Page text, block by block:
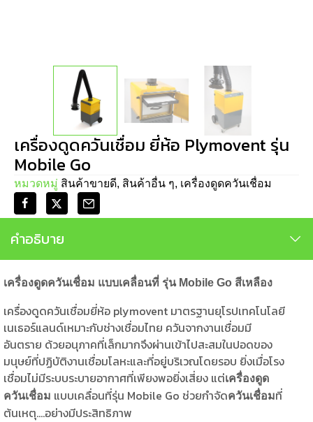
เครื่องดูดควันเชื่อม ยี่ห้อ Plymovent รุ่น
Mobile Go
หมวดหมู่ สินค้าขายดี, สินค้าอื่น ๆ, เครื่องดูดควันเชื่อม
คำอธิบาย
เครื่องดูดควันเชื่อม แบบเคลื่อนที่ รุ่นMobile Go สีเหลือง
เครื่องดูดควันเชื่อมยี่ห้อ plymovent มาตรฐานยุโรปเทคโนโลยี
เนเธอร์แลนด์เหมาะกับช่างเชื่อมไทย ควันจากงานเชื่อมมี
อันตราย ด้วยอนุภาคที่เล็กมากจึงผ่านเข้าไปสะสมในปอดของ
มนุษย์ที่ปฏิบัติงานเชื่อมโลหะและที่อยู่บริเวณโดยรอบ ยิ่งเมื่อโรง
เชื่อมไม่มีระบบระบายอากาศที่เพียงพอยิ่งเสี่ยง แต่เครื่องดูด
ควันเชื่อม แบบเคลื่อนที่รุ่น Mobile Go ช่วยกำจัดควันเชื่อมที่
ต้นเหตุ….อย่างมีประสิทธิภาพ